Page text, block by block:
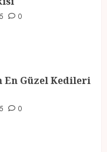
0
0
En Güzel Kedileri
0